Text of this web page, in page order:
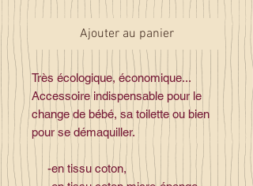
Ajouter au panier
Très écologique, économique...
Accessoire indispensable pour le
change de bébé, sa toilette ou bien
pour se démaquiller.
-en tissu coton,